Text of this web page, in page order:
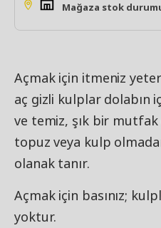
Mağaza stok
Açmak için itmeniz
aç gizli kulplar dolabın
ve temiz, şık bir
topuz veya kulp
olanak tanır.
Açmak için basınız;
yoktur.